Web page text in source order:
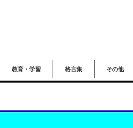
教育・学習 格言集 その他